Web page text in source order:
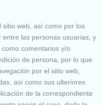
sitio web, así como por los
las personas usuarias, y
comentarios y/o
de persona, por lo que
por el sitio web,
así como sus ulteriores
de la correspondiente